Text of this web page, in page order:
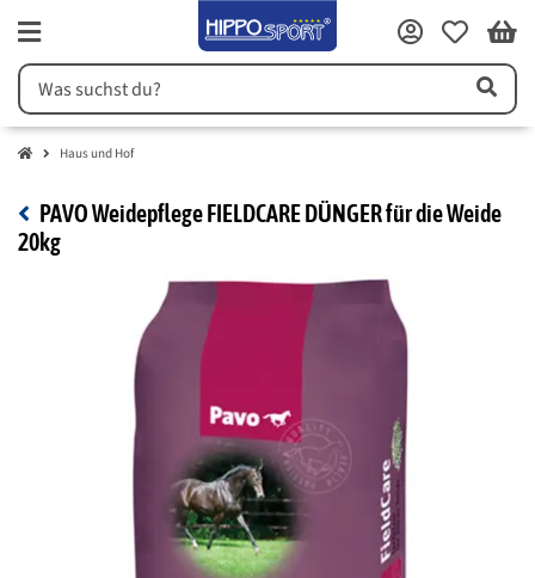
Haus und Hof
PAVO Weidepflege FIELDCARE DÜNGER für die Weide
20kg